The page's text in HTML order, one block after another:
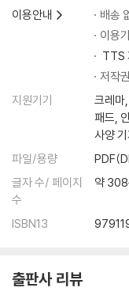
아이의 7가지 신호를 읽
내 아이를 사랑받으며 잘
5장 지성과 인성을 키우는
부모의 시작은 아이에게
지성과 인성 모두 뛰어난
창문을 닫을 때도 일어나
아이의 생각을 확장하는
제대로 화를 내는 아이가
아이와 함께 필사하면 마
공포를 자극하는 서툰 위
하루 4시간 스마트폰만
아이를 자연스럽게 독서
이용안내
배송
이용
TTS
저작
지원기기
크레마
패드,
사양
파일/용량
글자 수/ 페이지
수
약
ISBN13
출판사 리뷰